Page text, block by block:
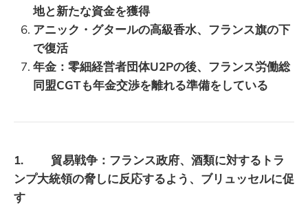
地と新たな資金を獲得
アニック・グタールの高級香水、フランス旗の下
で復活
年金：零細経営者団体U2Pの後、フランス労働総
同盟CGTも年金交渉を離れる準備をしている
1. 貿易戦争：フランス政府、酒類に対するトラ
ンプ大統領の脅しに反応するよう、ブリュッセルに促
す